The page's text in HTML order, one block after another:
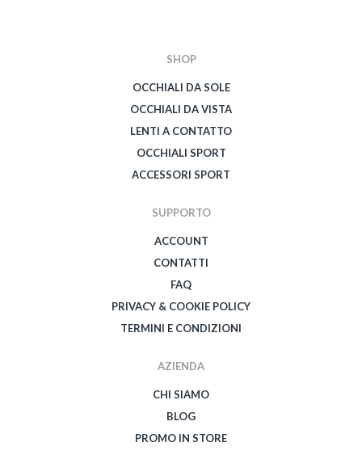
SHOP
OCCHIALI DA SOLE
OCCHIALI DA VISTA
LENTI A CONTATTO
OCCHIALI SPORT
ACCESSORI SPORT
SUPPORTO
ACCOUNT
CONTATTI
FAQ
PRIVACY & COOKIE POLICY
TERMINI E CONDIZIONI
AZIENDA
CHI SIAMO
BLOG
PROMO IN STORE